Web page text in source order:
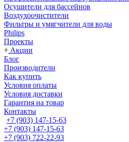
Осушители для бассейнов
Воздухоочистители
Фильтры и умягчители для воды
Philips
Проекты
Акции
Блог
Производители
Как купить
Условия оплаты
Условия доставки
Гарантия на товар
Контакты
+7 (903) 147-15-63
+7 (903) 147-15-63
+7 (903) 722-22-93